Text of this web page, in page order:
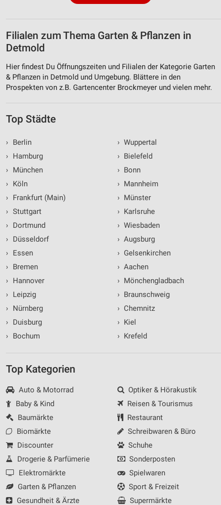
Filialen zum Thema Garten & Pflanzen in
Detmold
Hier findest Du Öffnungszeiten und Filialen der Kategorie Garten
& Pflanzen in Detmold und Umgebung. Blättere in den
Prospekten von z.B. Gartencenter Brockmeyer und vielen mehr.
Top Städte
›
Berlin
›
Hamburg
›
München
›
Köln
›
Frankfurt (Main)
› Stuttgart
›
Dortmund
›
Düsseldorf
›
Essen
›
Bremen
›
Hannover
›
Leipzig
›
Nürnberg
›
Duisburg
›
Bochum
› Wuppertal
› Bielefeld
› Bonn
› Mannheim
› Münster
› Karlsruhe
› Wiesbaden
› Augsburg
› Gelsenkirchen
› Aachen
› Mönchengladbach
› Braunschweig
› Chemnitz
› Kiel
› Krefeld
Top Kategorien
Auto & Motorrad
Baby & Kind
Baumärkte
Biomärkte
Discounter
Drogerie & Parfümerie
Elektromärkte
Garten & Pflanzen
Gesundheit & Ärzte
Optiker & Hörakustik
Reisen & Tourismus
Restaurant
Schreibwaren & Büro
Schuhe
Sonderposten
Spielwaren
Sport & Freizeit
Supermärkte